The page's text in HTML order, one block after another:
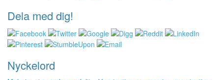
Dela med dig!
Nyckelord